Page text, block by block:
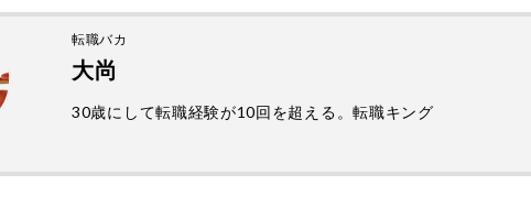
転職バカ
大尚
30歳にして転職経験が10回を超える。転職キング